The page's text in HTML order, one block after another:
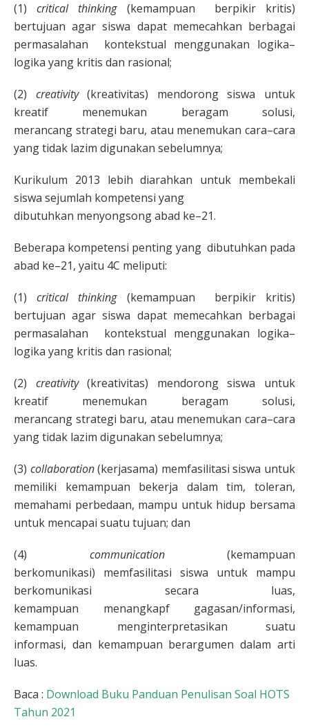
(1)critical thinking(kemampuan berpikir kritis)
bertujuan agar siswa dapat memecahkan berbagai
permasalahan kontekstual menggunakan logika–
logika yang kritis dan rasional;
(2) creativity(kreativitas) mendorong siswa untuk
kreatif menemukan beragam solusi,
merancang strategi baru, atau menemukan cara–cara
yang tidak lazim digunakan sebelumnya;
Kurikulum 2013 lebih diarahkan untuk membekali
siswa sejumlah kompetensi yang
dibutuhkan menyongsong abad ke–21.
Beberapa kompetensi penting yang dibutuhkan pada
abad ke–21, yaitu 4C meliputi:
(1)critical thinking(kemampuan berpikir kritis)
bertujuan agar siswa dapat memecahkan berbagai
permasalahan kontekstual menggunakan logika–
logika yang kritis dan rasional;
(2) creativity(kreativitas) mendorong siswa untuk
kreatif menemukan beragam solusi,
merancang strategi baru, atau menemukan cara–cara
yang tidak lazim digunakan sebelumnya;
(3) collaboration(kerjasama) memfasilitasi siswa untuk
memiliki kemampuan bekerja dalam tim, toleran,
memahami perbedaan, mampu untuk hidup bersama
untuk mencapai suatu tujuan; dan
(4) communication(kemampuan
berkomunikasi) memfasilitasi siswa untuk mampu
berkomunikasi secara luas,
kemampuan menangkapf gagasan/informasi,
kemampuan menginterpretasikan suatu
informasi, dan kemampuan berargumen dalam arti
luas.
Baca : Download Buku Panduan Penulisan Soal HOTS
Tahun 2021